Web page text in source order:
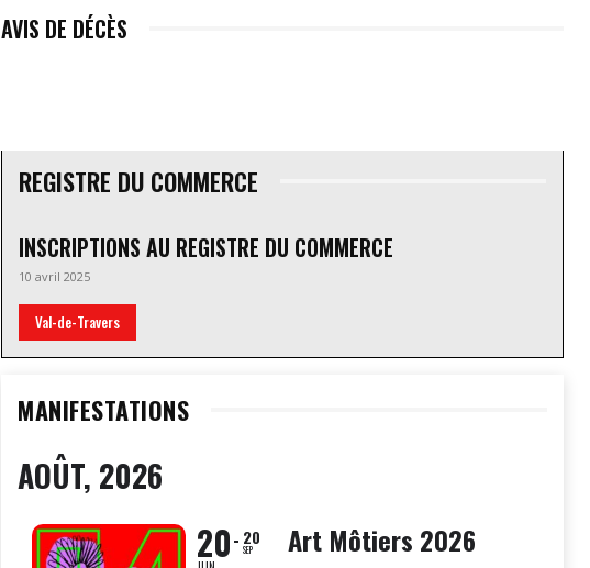
AVIS DE DÉCÈS
REGISTRE DU COMMERCE
INSCRIPTIONS AU REGISTRE DU COMMERCE
10 avril 2025
Val-de-Travers
MANIFESTATIONS
AOÛT, 2026
20 20
SEP Art Môtiers 2026